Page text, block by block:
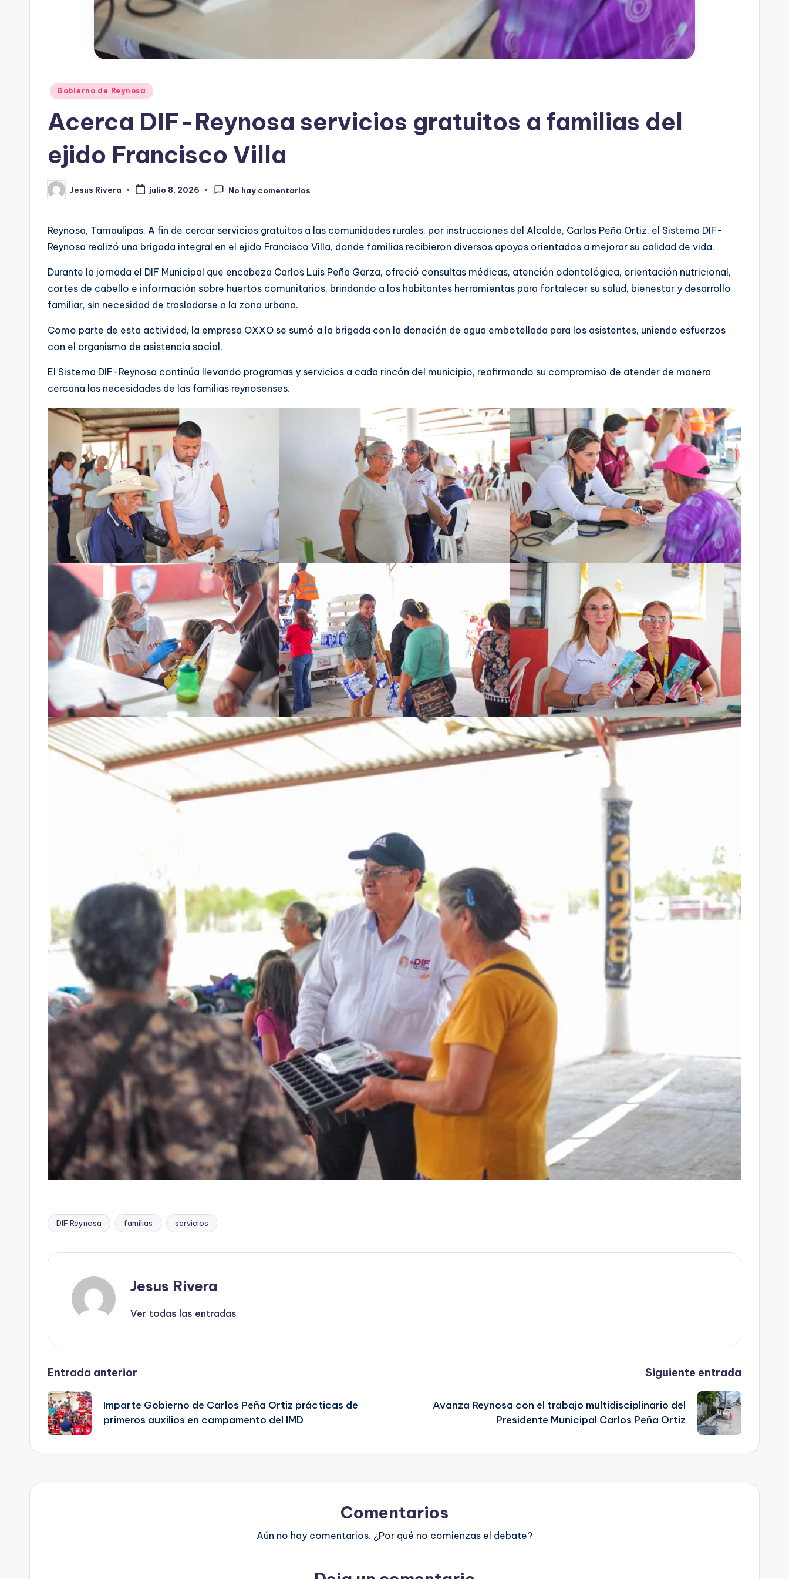
Publicado
Gobierno de Reynosa
Acerca DIF-Reynosa servicios gratuitos a familias del
ejido Francisco Villa
Publicado
por
Jesus Rivera julio 8, 2026 No hay comentarios
Reynosa, Tamaulipas. A fin de cercar servicios gratuitos a las comunidades rurales, por instrucciones del Alcalde, Carlos Peña Ortiz, el Sistema DIF-
Reynosa realizó una brigada integral en el ejido Francisco Villa, donde familias recibieron diversos apoyos orientados a mejorar su calidad de vida.
Durante la jornada el DIF Municipal que encabeza Carlos Luis Peña Garza, ofreció consultas médicas, atención odontológica, orientación nutricional,
cortes de cabello e información sobre huertos comunitarios, brindando a los habitantes herramientas para fortalecer su salud, bienestar y desarrollo
familiar, sin necesidad de trasladarse a la zona urbana.
Como parte de esta actividad, la empresa OXXO se sumó a la brigada con la donación de agua embotellada para los asistentes, uniendo esfuerzos
con el organismo de asistencia social.
El Sistema DIF-Reynosa continúa llevando programas y servicios a cada rincón del municipio, reafirmando su compromiso de atender de manera
cercana las necesidades de las familias reynosenses.
Etiquetas:
DIF Reynosa familias servicios
Jesus Rivera
Ver todas las entradas
Navegación
de
entradas
Entrada anterior
Imparte Gobierno de Carlos Peña Ortiz prácticas de
primeros auxilios en campamento del IMD
Siguiente entrada
Avanza Reynosa con el trabajo multidisciplinario del
Presidente Municipal Carlos Peña Ortiz
Comentarios
Aún no hay comentarios. ¿Por qué no comienzas el debate?